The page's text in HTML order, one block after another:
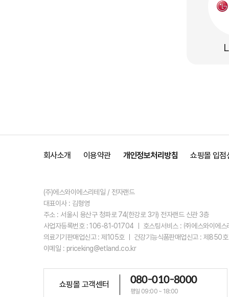
회사소개 이용약관 개인정보처리방침 쇼핑몰 입점
(주)에스와이에스리테일 / 전자랜드
대표이사 : 김형영
주소 : 서울시 용산구 청파로 74(한강로 3가) 전자랜드 신관 3층
사업자등록번호 : 106-81-01704 ㅣ 호스팅서비스 : ㈜에스와이에
의료기기판매업신고 : 제105호 ㅣ 건강기능식품판매업신고 : 제850
이메일 : priceking@etland.co.kr
쇼핑몰 고객센터 080-010-8000
평일 09:00 ~ 18:00